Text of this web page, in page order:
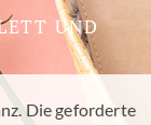
UND
Die geforderte